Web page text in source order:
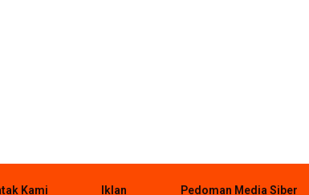
Kami Iklan Pedoman Media Siber